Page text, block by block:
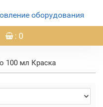
оборудования
: 0
100 мл Краска